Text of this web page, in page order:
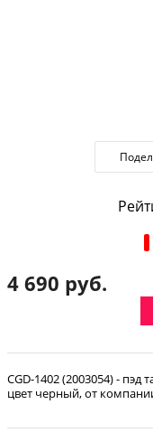
4 690 руб.
CGD-1402 (2003054) - пэд
цвет черный, от